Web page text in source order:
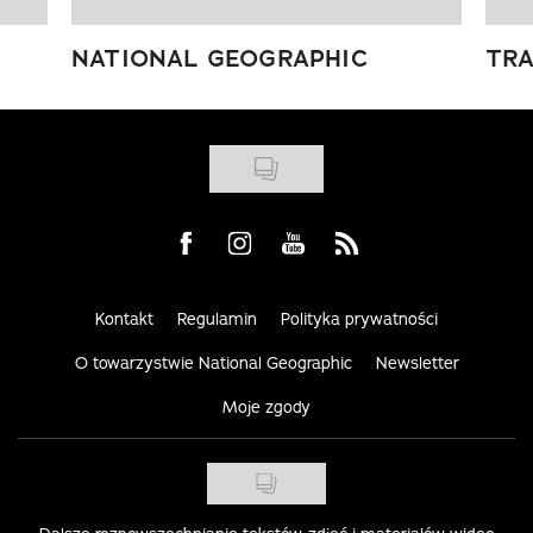
NATIONAL GEOGRAPHIC
Visit us on Facebook
Visit us on Instagram
Visit us on Youtube
Visit us on Rss
Kontakt Regulamin Polityka prywatności
O towarzystwie National Geographic Newsletter
Moje zgody